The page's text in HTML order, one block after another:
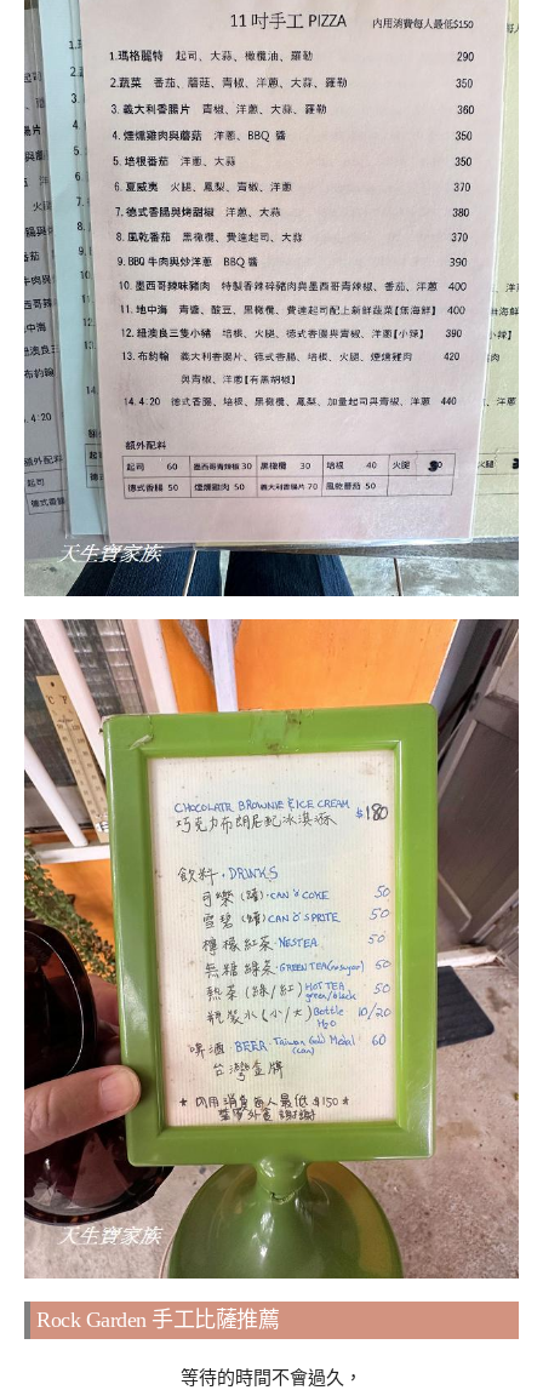
Rock Garden 手工比薩推薦
等待的時間不會過久，